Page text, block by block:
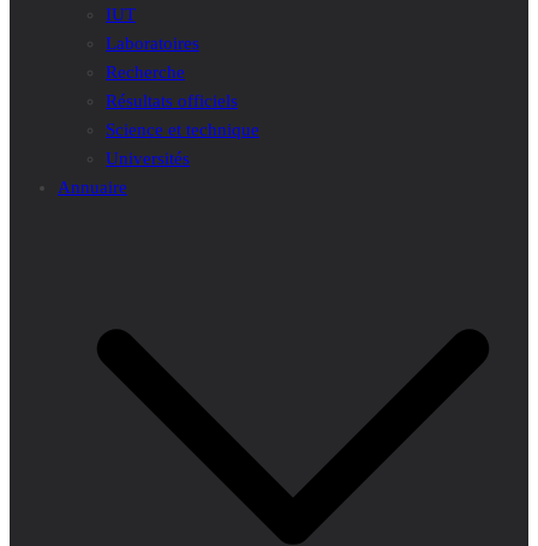
IUT
Laboratoires
Recherche
Résultats officiels
Science et technique
Universités
Annuaire